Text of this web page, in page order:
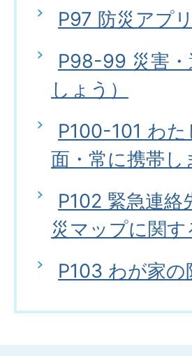
P97 防災アプ
P98-99 災害
しょう）
P100-101 わ
面・常に携帯し
P102 緊急連絡
災マップに関
P103 わが家